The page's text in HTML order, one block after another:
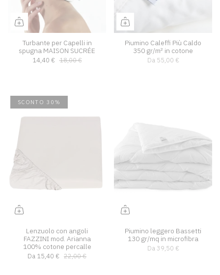
Turbante per Capelli in
spugna MAISON SUCRÉE
14,40 € 18,00 €
Piumino Caleffi Più Caldo
350 gr/m² in cotone
Da 55,00 €
SCONTO 30%
Lenzuolo con angoli
FAZZINI mod. Arianna
100% cotone percalle
Da 15,40 € 22,00 €
Piumino leggero Bassetti
130 gr/mq in microfibra
Da39,50 €